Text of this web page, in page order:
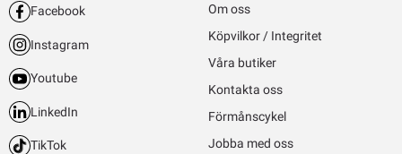
Facebook
Instagram
Youtube
LinkedIn
TikTok
Om oss
Köpvilkor / Integritet
Våra butiker
Kontakta oss
Förmånscykel
Jobba med oss